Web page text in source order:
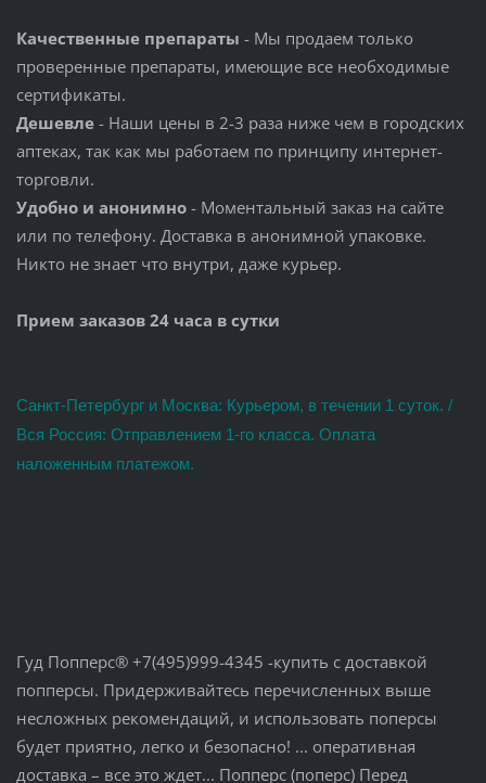
Качественные препараты - Мы продаем только
проверенные препараты, имеющие все необходимые
сертификаты.
Дешевле- Наши цены в 2-3 раза ниже чем в городских
аптеках, так как мы работаем по принципу интернет-
торговли.
Удобно и анонимно- Моментальный заказ на сайте
или по телефону. Доставка в анонимной упаковке.
Никто не знает что внутри, даже курьер.
Прием заказов 24 часа в сутки
Санкт-Петербург и Москва: Курьером, в течении 1 суток. /
Вся Россия: Отправлением 1-го класса. Оплата
наложенным платежом.
Гуд Попперс® +7(495)999-4345 -купить с доставкой
попперсы. Придерживайтесь перечисленных выше
несложных рекомендаций, и использовать поперсы
будет приятно, легко и безопасно! ... оперативная
доставка – все это ждет... Попперс (поперс) Перед